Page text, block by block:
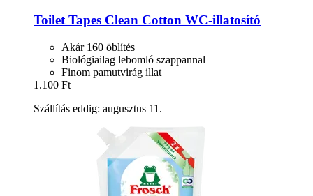
Toilet Tapes Clean Cotton WC-​illatosító
Akár 160 öblítés
Biológiailag lebomló szappannal
Finom pamutvirág illat
1.100 Ft
Szállítás eddig: augusztus 11.